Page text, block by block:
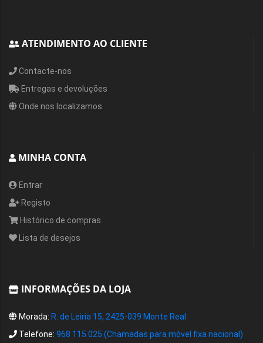
ATENDIMENTO AO CLIENTE
Contacte-nos
Entregas e devoluções
Onde nos localizamos
MINHA CONTA
Entrar
Registo
Histórico de compras
Lista de desejos
INFORMAÇÕES DA LOJA
Morada: R. de Leiria 15, 2425-039 Monte Real
Telefone: 968 115 025 (Chamadas para móvel fixa nacional)